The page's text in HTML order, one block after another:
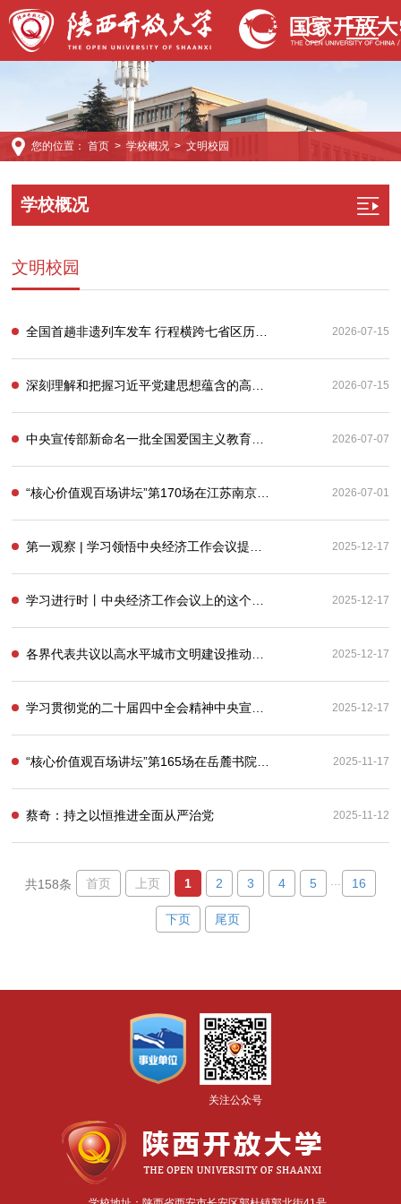
您的位置： 首页> 学校概况> 文明校园
学校概况
文明校园
全国首趟非遗列车发车 行程横跨七省区历时18天 2026-07-15
深刻理解和把握习近平党建思想蕴含的高度历史主动 2026-07-15
中央宣传部新命名一批全国爱国主义教育示范基地 2026-07-07
“核心价值观百场讲坛”第170场在江苏南京举办 2026-07-01
第一观察 | 学习领悟中央经济工作会议提出的“五个必须” 2025-12-17
学习进行时丨中央经济工作会议上的这个细节，蕴含深意 2025-12-17
各界代表共议以高水平城市文明建设推动精神文明建设高质量发展 2025-12-17
学习贯彻党的二十届四中全会精神中央宣讲团在中宣部宣讲 2025-12-17
“核心价值观百场讲坛”第165场在岳麓书院举办 2025-11-17
蔡奇：持之以恒推进全面从严治党 2025-11-12
共158条 首页 上页 1 2 3 4 5 16
下页 尾页
关注公众号